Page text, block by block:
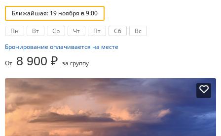
Ближайшая: 19 ноября в 9:00
Пн Вт Ср Чт Пт Сб
Вс
Бронирование оплачивается на месте
От 8 900 ₽ за группу